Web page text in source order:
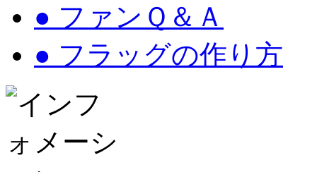
● ファンＱ＆Ａ
● フラッグの作り方